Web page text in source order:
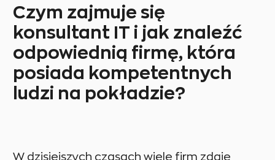
Czym zajmuje się
konsultant IT i jak znaleźć
odpowiednią firmę, która
posiada kompetentnych
ludzi na pokładzie?
W dzisiejszych czasach wiele firm zdaje